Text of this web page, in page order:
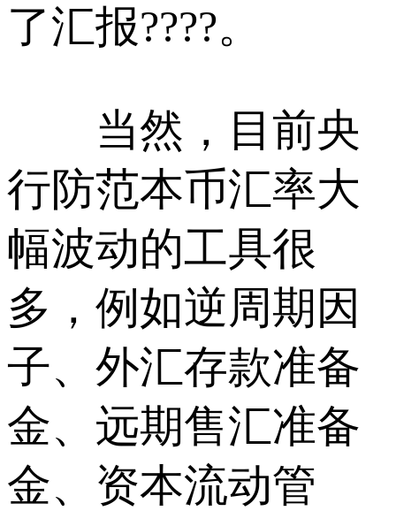
了汇报????。
当然，目前央
行防范本币汇率大
幅波动的工具很
多，例如逆周期因
子、外汇存款准备
金、远期售汇准备
金、资本流动管